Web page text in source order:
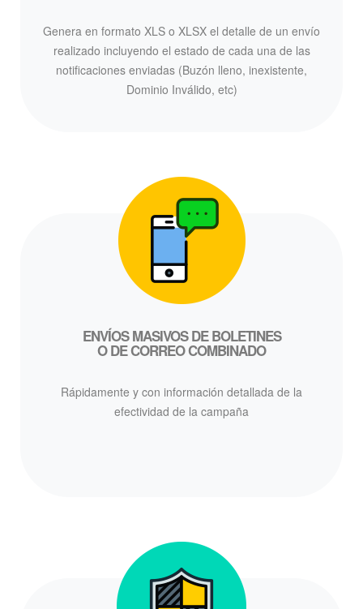
Genera en formato XLS o XLSX el detalle de un envío
realizado incluyendo el estado de cada una de las
notificaciones enviadas (Buzón lleno, inexistente,
Dominio Inválido, etc)
ENVÍOS MASIVOS DE BOLETINES
O DE CORREO COMBINADO
Rápidamente y con información detallada de la
efectividad de la campaña